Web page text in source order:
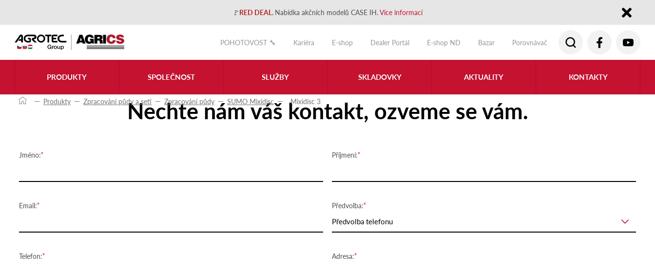
🚩RED DEAL. Nabídka akčních modelů CASE IH.Více informací
POHOTOVOST 🔧
Kariéra E-shop Dealer Portál E-shop ND Bazar Porovnávač
PRODUKTY SPOLEČNOST SLUŽBY SKLADOVKY AKTUALITY KONTAKTY
Produkty Zpracování půdy a setí Zpracování půdy SUMO Mixidisc Mixidisc 3
Kontaktujte nás
Nechte nám váš kontakt, ozveme se vám.
Jméno: Příjmení:
Email: Předvolba:
Předvolba telefonu
Telefon: Adresa: